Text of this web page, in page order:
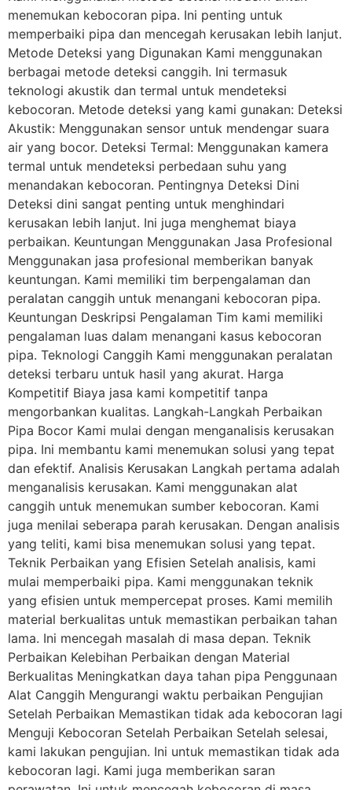
menemukan kebocoran pipa. Ini penting untuk
memperbaiki pipa dan mencegah kerusakan lebih lanjut.
Metode Deteksi yang Digunakan Kami menggunakan
berbagai metode deteksi canggih. Ini termasuk
teknologi akustik dan termal untuk mendeteksi
kebocoran. Metode deteksi yang kami gunakan: Deteksi
Akustik: Menggunakan sensor untuk mendengar suara
air yang bocor. Deteksi Termal: Menggunakan kamera
termal untuk mendeteksi perbedaan suhu yang
menandakan kebocoran. Pentingnya Deteksi Dini
Deteksi dini sangat penting untuk menghindari
kerusakan lebih lanjut. Ini juga menghemat biaya
perbaikan. Keuntungan Menggunakan Jasa Profesional
Menggunakan jasa profesional memberikan banyak
keuntungan. Kami memiliki tim berpengalaman dan
peralatan canggih untuk menangani kebocoran pipa.
Keuntungan Deskripsi Pengalaman Tim kami memiliki
pengalaman luas dalam menangani kasus kebocoran
pipa. Teknologi Canggih Kami menggunakan peralatan
deteksi terbaru untuk hasil yang akurat. Harga
Kompetitif Biaya jasa kami kompetitif tanpa
mengorbankan kualitas. Langkah-Langkah Perbaikan
Pipa Bocor Kami mulai dengan menganalisis kerusakan
pipa. Ini membantu kami menemukan solusi yang tepat
dan efektif. Analisis Kerusakan Langkah pertama adalah
menganalisis kerusakan. Kami menggunakan alat
canggih untuk menemukan sumber kebocoran. Kami
juga menilai seberapa parah kerusakan. Dengan analisis
yang teliti, kami bisa menemukan solusi yang tepat.
Teknik Perbaikan yang Efisien Setelah analisis, kami
mulai memperbaiki pipa. Kami menggunakan teknik
yang efisien untuk mempercepat proses. Kami memilih
material berkualitas untuk memastikan perbaikan tahan
lama. Ini mencegah masalah di masa depan. Teknik
Perbaikan Kelebihan Perbaikan dengan Material
Berkualitas Meningkatkan daya tahan pipa Penggunaan
Alat Canggih Mengurangi waktu perbaikan Pengujian
Setelah Perbaikan Memastikan tidak ada kebocoran lagi
Menguji Kebocoran Setelah Perbaikan Setelah selesai,
kami lakukan pengujian. Ini untuk memastikan tidak ada
kebocoran lagi. Kami juga memberikan saran